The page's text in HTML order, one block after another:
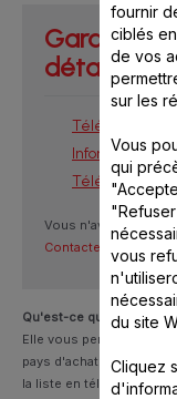
Garantie
détachées
Téléchargez la
Informationen
Téléchargez la
Vous n'avez pas
Contactez-nous
Qu'est-ce qu'une
Elle vous permet de
pays d'achat du produit
la liste en
fournir
ciblés
de vos
sur les
Vous
qui
vous
du site
Cliquez